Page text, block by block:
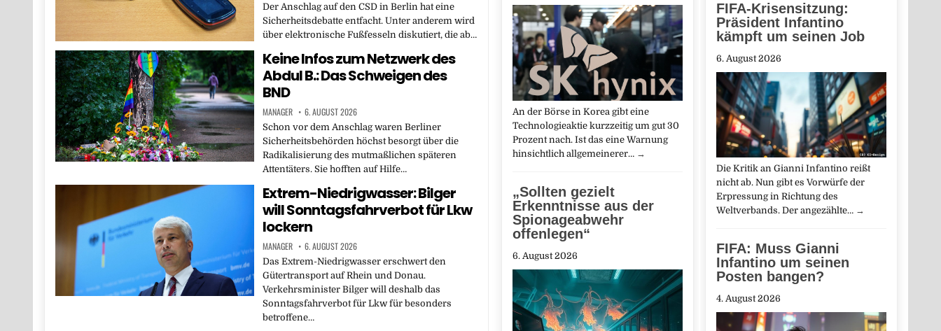
Der Anschlag auf den CSD in Berlin hat eine
Sicherheitsdebatte entfacht. Unter anderem wird
über elektronische Fußfesseln diskutiert, die ab…
Keine Infos zum Netzwerk des
Abdul B.: Das Schweigen des
BND
MANAGER 6. AUGUST 2026
Schon vor dem Anschlag waren Berliner
Sicherheitsbehörden höchst besorgt über die
Radikalisierung des mutmaßlichen späteren
Attentäters. Sie hofften auf Hilfe…
Extrem-Niedrigwasser: Bilger
will Sonntagsfahrverbot für Lkw
lockern
MANAGER 6. AUGUST 2026
Das Extrem-Niedrigwasser erschwert den
Gütertransport auf Rhein und Donau.
Verkehrsminister Bilger will deshalb das
Sonntagsfahrverbot für Lkw für besonders
betroffene…
FIFA-Krisensitzung:
Präsident Infantino
kämpft um seinen Job
6. August 2026
Die Kritik an Gianni Infantino reißt
nicht ab. Nun gibt es Vorwürfe der
Erpressung in Richtung des
Weltverbands. Der angezählte… →
FIFA: Muss Gianni
Infantino um seinen
Posten bangen?
4. August 2026
An der Börse in Korea gibt eine
Technologieaktie kurzzeitig um gut 30
Prozent nach. Ist das eine Warnung
hinsichtlich allgemeinerer… →
„Sollten gezielt
Erkenntnisse aus der
Spionageabwehr
offenlegen“
6. August 2026